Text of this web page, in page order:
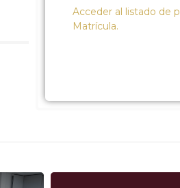
Acceder al listado de
Matrícula.